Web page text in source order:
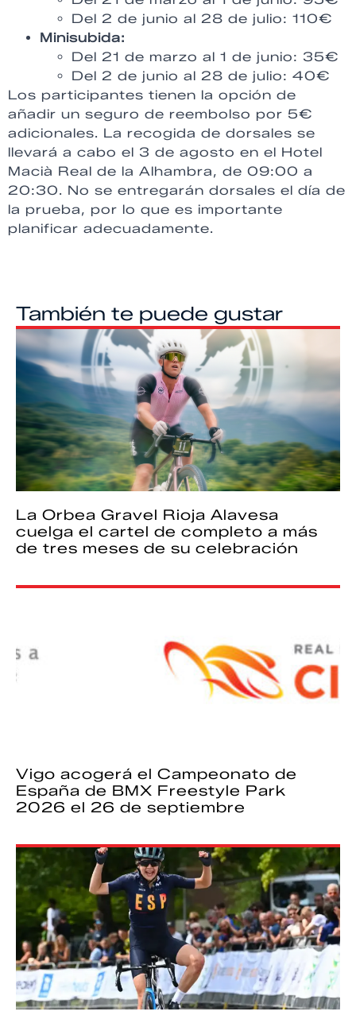
Del 2 de junio al 28 de julio: 110€
Minisubida:
Del 21 de marzo al 1 de junio: 35€
Del 2 de junio al 28 de julio: 40€
Los participantes tienen la opción de
añadir un seguro de reembolso por 5€
adicionales. La recogida de dorsales se
llevará a cabo el 3 de agosto en el Hotel
Macià Real de la Alhambra, de 09:00 a
20:30. No se entregarán dorsales el día de
la prueba, por lo que es importante
planificar adecuadamente.
También te puede gustar
La Orbea Gravel Rioja Alavesa
cuelga el cartel de completo a más
de tres meses de su celebración
Vigo acogerá el Campeonato de
España de BMX Freestyle Park
2026 el 26 de septiembre